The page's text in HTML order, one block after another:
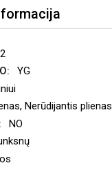
YG
Nerūdijantis plienas
NO